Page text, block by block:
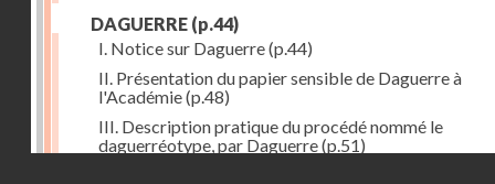
DAGUERRE (p.44)
I. Notice sur Daguerre(p.44)
II. Présentation du papier sensible de Daguerre à
l'Académie(p.48)
III. Description pratique du procédé nommé le
daguerréotype, par Daguerre(p.51)